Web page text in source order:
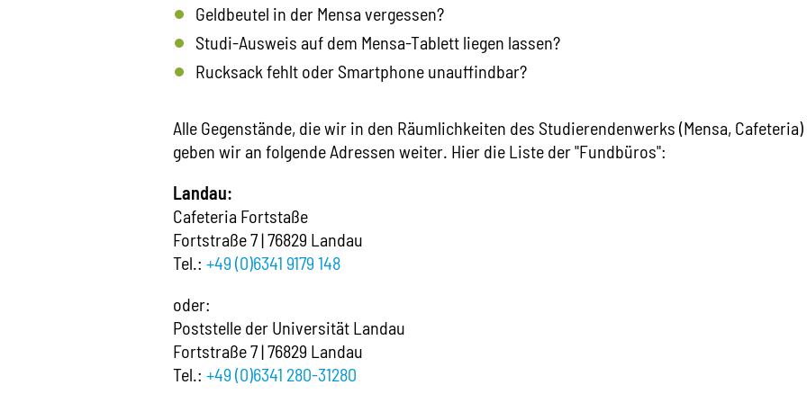
Geldbeutel in der Mensa vergessen?
Studi-Ausweis auf dem Mensa-Tablett liegen lassen?
Rucksack fehlt oder Smartphone unauffindbar?
Alle Gegenstände, die wir in den Räumlichkeiten des Studierendenwerks (Mensa,
geben wir an folgende Adressen weiter. Hier die Liste der "Fundbüros":
Landau:
Cafeteria Fortstaße
Fortstraße 7 | 76829 Landau
Tel.: +49 (0)6341 9179 148
oder:
Poststelle der Universität Landau
Fortstraße 7 | 76829 Landau
Tel.: +49 (0)6341 280-31280